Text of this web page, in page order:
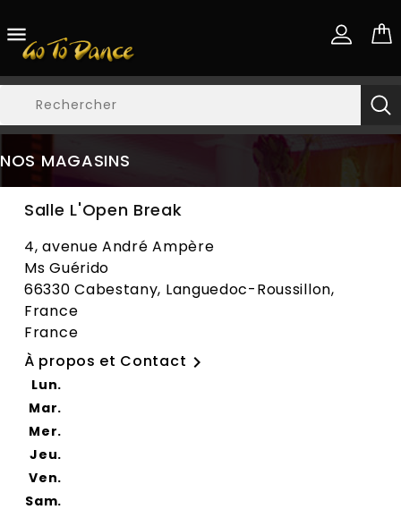

NOS MAGASINS
Salle L'Open Break
4, avenue André Ampère
Ms Guérido
66330 Cabestany, Languedoc-Roussillon,
France
France
À propos et Contact 
Lun.
Mar.
Mer.
Jeu.
Ven.
Sam.